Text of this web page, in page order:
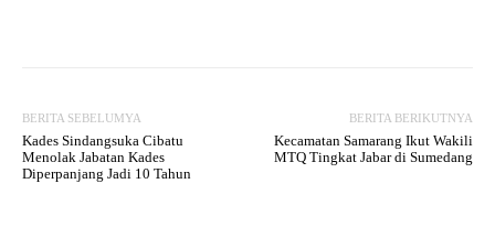
BERITA SEBELUMYA
Kades Sindangsuka Cibatu
Menolak Jabatan Kades
Diperpanjang Jadi 10 Tahun
BERITA BERIKUTNYA
Kecamatan Samarang Ikut Wakili
MTQ Tingkat Jabar di Sumedang